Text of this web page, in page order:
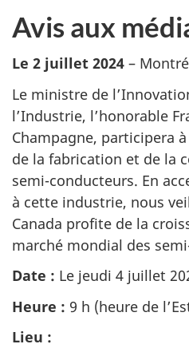
Avis aux
Le 2 juillet 2024 –
Le ministre de
l’Industrie, l’honorable
Champagne, participera
de la fabrication et de la
semi-conducteurs. En
à cette industrie, nous
Canada profite de la
marché mondial des
Date : Le jeudi 4 juillet
Heure : 9 h (heure de
Lieu :